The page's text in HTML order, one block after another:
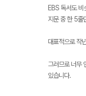
EBS 독서도
지문 중 한 5줄
대표적으로 작
그러므로 너무
있습니다.